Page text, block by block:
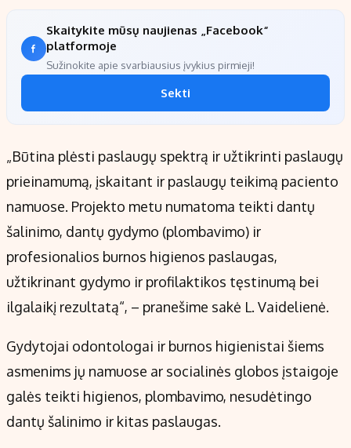
Skaitykite mūsų naujienas „Facebook“
platformoje
Sužinokite apie svarbiausius įvykius pirmieji!
Sekti
„Būtina plėsti paslaugų spektrą ir užtikrinti paslaugų
prieinamumą, įskaitant ir paslaugų teikimą paciento
namuose. Projekto metu numatoma teikti dantų
šalinimo, dantų gydymo (plombavimo) ir
profesionalios burnos higienos paslaugas,
užtikrinant gydymo ir profilaktikos tęstinumą bei
ilgalaikį rezultatą“, – pranešime sakė L. Vaidelienė.
Gydytojai odontologai ir burnos higienistai šiems
asmenims jų namuose ar socialinės globos įstaigoje
galės teikti higienos, plombavimo, nesudėtingo
dantų šalinimo ir kitas paslaugas.